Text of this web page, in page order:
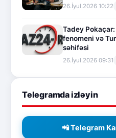
26.İyul.2026 10:22
Tadey Pokaçar:
fenomeni və
səhifəsi
26.İyul.2026 09:31
Telegramda izləyin
📲 Telegram